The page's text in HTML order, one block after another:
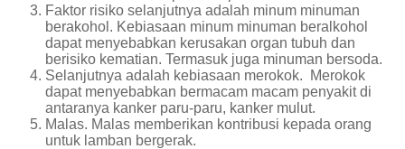
Faktor risiko selanjutnya adalah minum minuman
berakohol. Kebiasaan minum minuman beralkohol
dapat menyebabkan kerusakan organ tubuh dan
berisiko kematian. Termasuk juga minuman bersoda.
Selanjutnya adalah kebiasaan merokok.
Merokok
dapat menyebabkan bermacam macam penyakit di
antaranya kanker paru-paru, kanker mulut.
Malas. Malas memberikan kontribusi kepada orang
untuk lamban bergerak.